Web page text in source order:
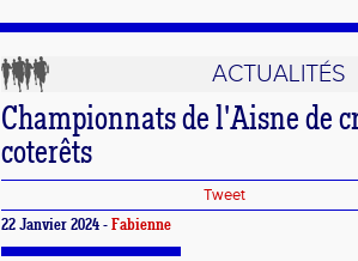
ACTUALITÉS
Championnats de l'Aisne de
coterêts
Tweet
22 Janvier 2024 - Fabienne